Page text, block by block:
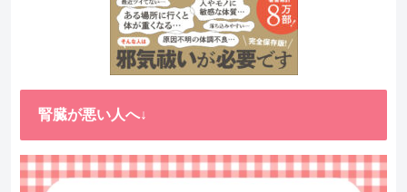
腎臓が悪い人へ↓